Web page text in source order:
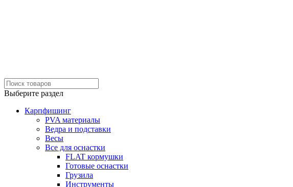
Выберите раздел
Карпфишинг
PVA материалы
Ведра и подставки
Весы
Все для оснастки
FLAT кормушки
Готовые оснастки
Грузила
Инструменты